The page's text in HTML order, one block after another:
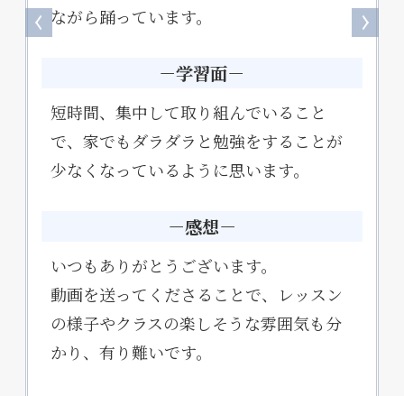
ながら踊っています。
－学習面－
短時間、集中して取り組んでいること
で、家でもダラダラと勉強をすることが
少なくなっているように思います。
－感想－
いつもありがとうございます。
動画を送ってくださることで、レッスン
の様子やクラスの楽しそうな雰囲気も分
かり、有り難いです。